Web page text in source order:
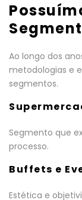
Ao longo dos
metodologias e
segmentos.
Segmento que
processo.
Buffets e
Estética e